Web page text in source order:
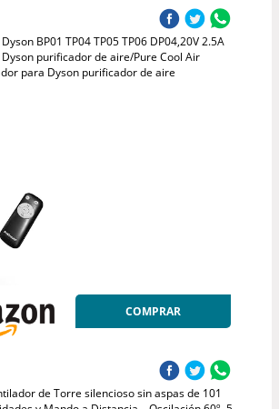
BP01 TP04 TP05 TP06 DP04,20V 2.5A
purificador de aire/Pure Cool Air
para Dyson purificador de aire
COMPRAR
de Torre silencioso sin aspas de 101